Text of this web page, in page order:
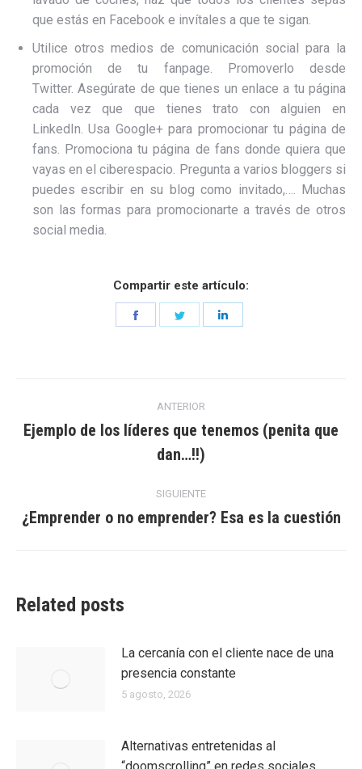
que estás en Facebook e invítales a que te sigan.
Utilice otros medios de comunicación social para la
promoción de tu fanpage. Promoverlo desde
Twitter. Asegúrate de que tienes un enlace a tu página
cada vez que que tienes trato con alguien en
LinkedIn. Usa Google+ para promocionar tu página de
fans. Promociona tu página de fans donde quiera que
vayas en el ciberespacio. Pregunta a varios bloggers si
puedes escribir en su blog como invitado,…. Muchas
son las formas para promocionarte a través de otros
social media.
Compartir este artículo:
Share
entre
ANTERIOR
anterior:
Ejemplo de los líderes que tenemos (penita que
dan…!!)
SIGUIENTE
Entrada
¿Emprender o no emprender? Esa es la cuestión
Related posts
La cercanía con el cliente nace de una
presencia constante
5 agosto, 2026
Alternativas entretenidas al